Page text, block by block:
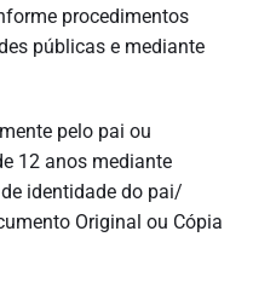
procedimentos
públicas e mediante
pelo pai ou
12 anos mediante
identidade do pai/
Original ou Cópia